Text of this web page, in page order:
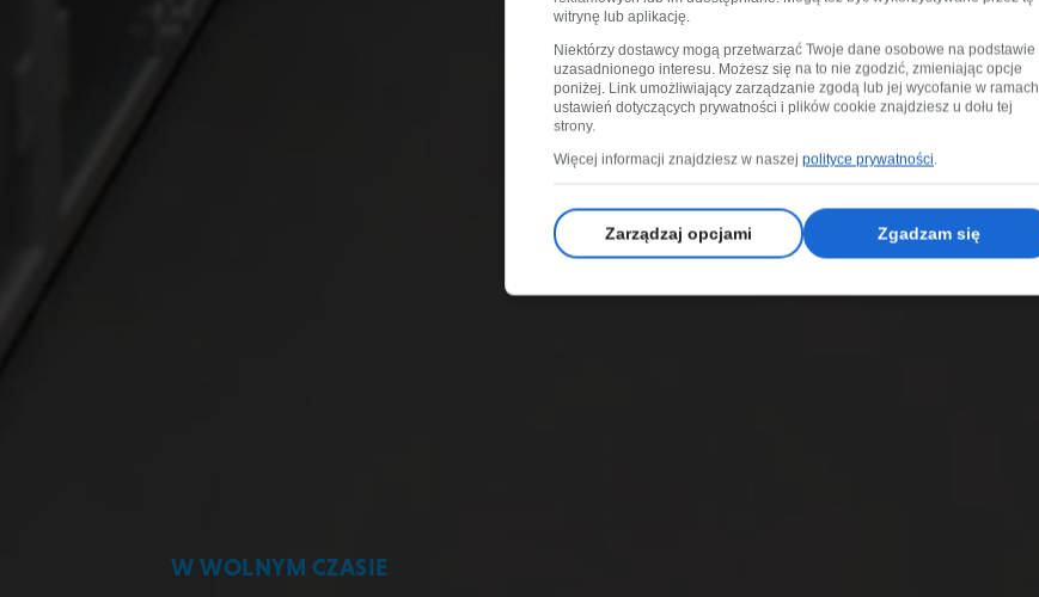
W WOLNYM CZASIE
witrynę lub aplikację.
Niektórzy dostawcy mogą przetwarzać Twoje dane osobowe na podstawie
uzasadnionego interesu. Możesz się na to nie zgodzić, zmieniając opcje
poniżej. Link umożliwiający zarządzanie zgodą lub jej wycofanie w ramach
ustawień dotyczących prywatności i plików cookie znajdziesz u dołu tej
strony.
Więcej informacji znajdziesz w naszej polityce prywatności.
Zarządzaj opcjami Zgadzam się